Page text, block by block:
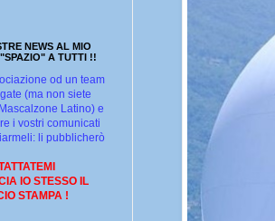
NEWS AL MIO
A TUTTI !!
od un team
(ma non siete
Latino) e
i vostri comunicati
li pubblicherò
IO STESSO IL
STAMPA !